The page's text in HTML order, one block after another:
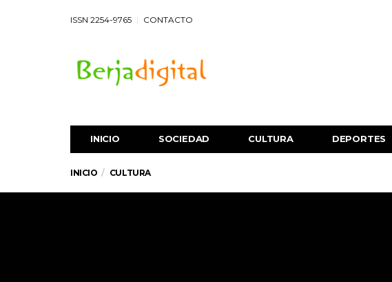
ISSN 2254-9765 CONTACTO
INICIO SOCIEDAD CULTURA DEPORTES
INICIO CULTURA